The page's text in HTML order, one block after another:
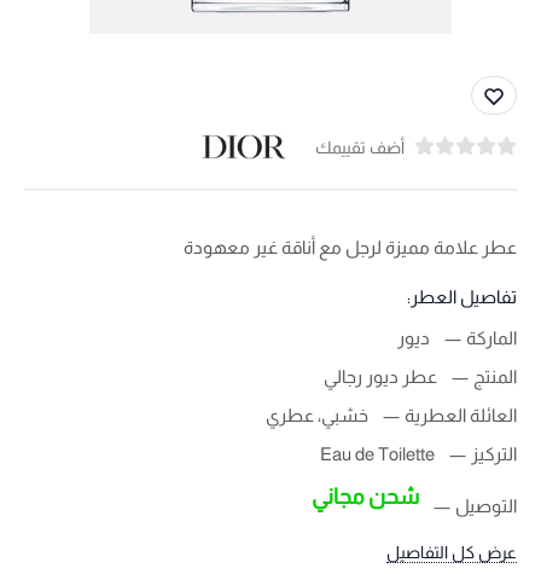
أضف تقييمك
عطر علامة مميزة لرجل مع أناقة غير معهودة
تفاصيل العطر:
الماركة
ديور
المنتج
عطر ديور رجالي
العائلة العطرية
خشبي، عطري
التركيز
Eau de Toilette
التوصيل شحن مجاني
عرض كل التفاصيل